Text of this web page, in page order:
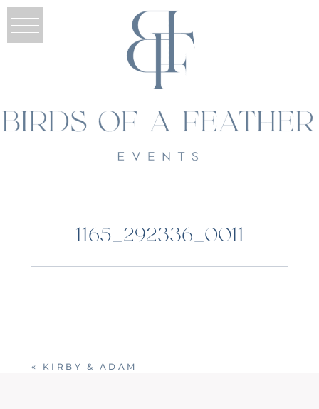
1165_292336_0011
« KIRBY & ADAM